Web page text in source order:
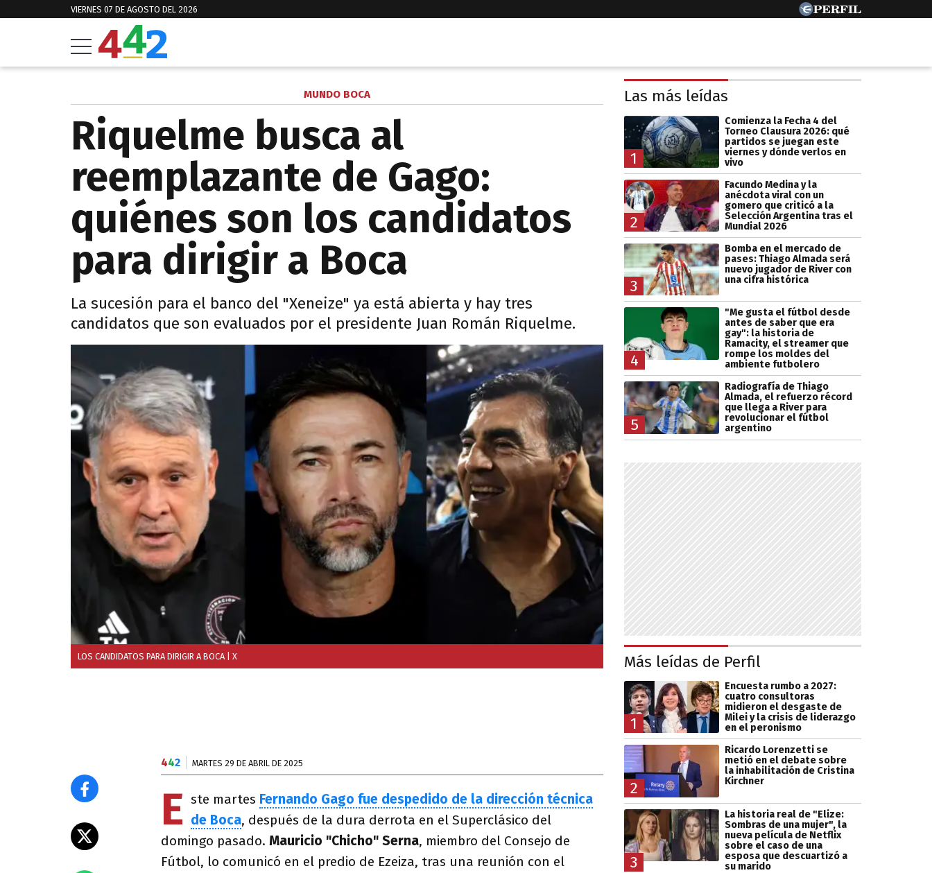
VIERNES 07 DE AGOSTO DEL 2026
MUNDO BOCA
Riquelme busca al
reemplazante de Gago:
quiénes son los candidatos
para dirigir a Boca
La sucesión para el banco del "Xeneize" ya está abierta y hay tres
candidatos que son evaluados por el presidente Juan Román Riquelme.
LOS CANDIDATOS PARA DIRIGIR A BOCA | X
442 MARTES 29 DE ABRIL DE 2025
E ste martes Fernando Gago fue despedido de la dirección técnica
de Boca, después de la dura derrota en el Superclásico del
domingo pasado. Mauricio "Chicho" Serna, miembro del Consejo de
Fútbol, lo comunicó en el predio de Ezeiza, tras una reunión con el
Las más leídas
1
Comienza la Fecha 4 del
Torneo Clausura 2026: qué
partidos se juegan este
viernes y dónde verlos en
vivo
2
Facundo Medina y la
anécdota viral con un
gomero que criticó a la
Selección Argentina tras el
Mundial 2026
3
Bomba en el mercado de
pases: Thiago Almada será
nuevo jugador de River con
una cifra histórica
4
"Me gusta el fútbol desde
antes de saber que era
gay": la historia de
Ramacity, el streamer que
rompe los moldes del
ambiente futbolero
5
Radiografía de Thiago
Almada, el refuerzo récord
que llega a River para
revolucionar el fútbol
argentino
Más leídas de Perfil
1
Encuesta rumbo a 2027:
cuatro consultoras
midieron el desgaste de
Milei y la crisis de liderazgo
en el peronismo
2
Ricardo Lorenzetti se
metió en el debate sobre
la inhabilitación de Cristina
Kirchner
3
La historia real de "Elize:
Sombras de una mujer", la
nueva película de Netflix
sobre el caso de una
esposa que descuartizó a
su marido